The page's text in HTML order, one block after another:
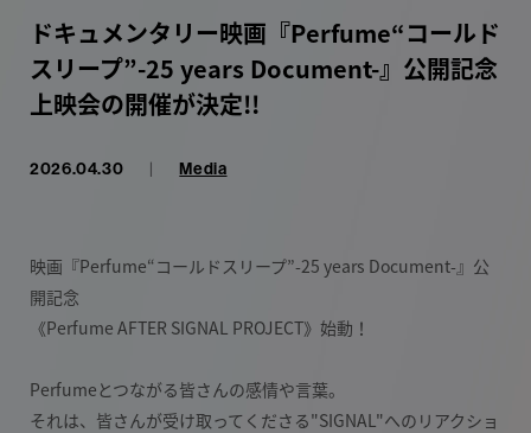
ドキュメンタリー映画『Perfume“コールド
スリープ”-25 years Document-』公開記念
上映会の開催が決定!!
2026.04.30 | Media
映画『Perfume“コールドスリープ”-25 years Document-』公
開記念
《Perfume AFTER SIGNAL PROJECT》始動！
Perfumeとつながる皆さんの感情や言葉。
それは、皆さんが受け取ってくださる"SIGNAL"へのリアクショ